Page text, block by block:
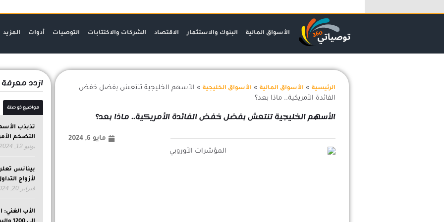
إلى
الأسواق المالية البنوك والاستثمار الاقتصاد الشركات والاكتتابات التوصيات أدوات المزيد
الرئيسية » الأسواق المالية » الأسواق الخليجية » الأسهم الخليجية تنتعش بفضل خفض
الفائدة الأمريكية.. ماذا بعد؟
الأسهم الخليجية تنتعش بفضل خفض الفائدة الأمريكية.. ماذا بعد؟
مايو 6, 2024
ازدد معرفة
مواضيع ذو صلة
تذبذب
التضخم
يونيو 12, 2024
بينانس
لأزواج
فبراير 20, 2024
الأب الغني: